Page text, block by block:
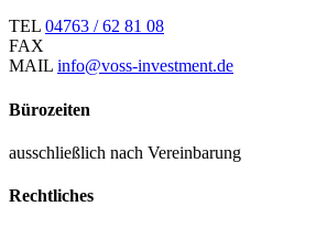
TEL 04763 / 62 81 08
FAX
MAIL info@voss-investment.de
Bürozeiten
ausschließlich nach Vereinbarung
Rechtliches